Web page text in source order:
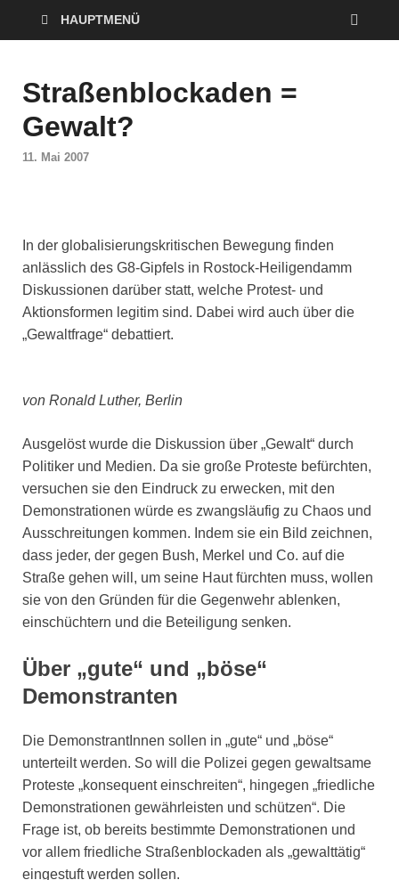
HAUPTMENÜ
Straßenblockaden =
Gewalt?
11. Mai 2007
In der globalisierungskritischen Bewegung finden
anlässlich des G8-Gipfels in Rostock-Heiligendamm
Diskussionen darüber statt, welche Protest- und
Aktionsformen legitim sind. Dabei wird auch über die
„Gewaltfrage“ debattiert.
von Ronald Luther, Berlin
Ausgelöst wurde die Diskussion über „Gewalt“ durch
Politiker und Medien. Da sie große Proteste befürchten,
versuchen sie den Eindruck zu erwecken, mit den
Demonstrationen würde es zwangsläufig zu Chaos und
Ausschreitungen kommen. Indem sie ein Bild zeichnen,
dass jeder, der gegen Bush, Merkel und Co. auf die
Straße gehen will, um seine Haut fürchten muss, wollen
sie von den Gründen für die Gegenwehr ablenken,
einschüchtern und die Beteiligung senken.
Über „gute“ und „böse“
Demonstranten
Die DemonstrantInnen sollen in „gute“ und „böse“
unterteilt werden. So will die Polizei gegen gewaltsame
Proteste „konsequent einschreiten“, hingegen „friedliche
Demonstrationen gewährleisten und schützen“. Die
Frage ist, ob bereits bestimmte Demonstrationen und
vor allem friedliche Straßenblockaden als „gewalttätig“
eingestuft werden sollen.